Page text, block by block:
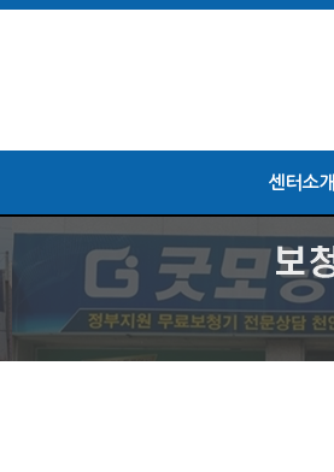
센터소개